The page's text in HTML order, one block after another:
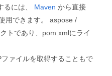
るには、 Maven から直接
用できます。 aspose /
トであり、pom.xmlにライ
ァイルを取得することもで